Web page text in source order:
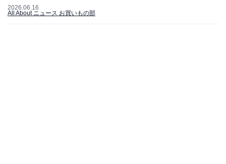
2026.06.16
All About ニュース お買いもの部